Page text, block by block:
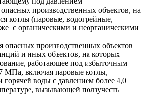
производственных объектов, на
котлы (паровые, водогрейные,
с органическими и неорганическими
опасных производственных объектов
и иных объектов, на которых
работающее под избыточным
МПа, включая паровые котлы,
горячей воды с давлением более 4,0
вызывающей ползучесть